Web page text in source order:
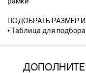
ПОДОБРАТЬ РАЗМЕР
• Таблица для